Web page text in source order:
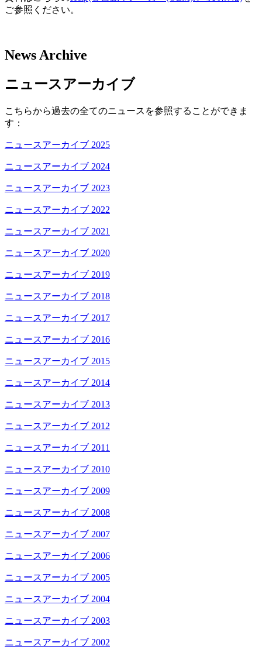
ご参照ください。
News Archive
ニュースアーカイブ
こちらから過去の全てのニュースを参照することができま
す：
ニュースアーカイブ 2025
ニュースアーカイブ 2024
ニュースアーカイブ 2023
ニュースアーカイブ 2022
ニュースアーカイブ 2021
ニュースアーカイブ 2020
ニュースアーカイブ 2019
ニュースアーカイブ 2018
ニュースアーカイブ 2017
ニュースアーカイブ 2016
ニュースアーカイブ 2015
ニュースアーカイブ 2014
ニュースアーカイブ 2013
ニュースアーカイブ 2012
ニュースアーカイブ 2011
ニュースアーカイブ 2010
ニュースアーカイブ 2009
ニュースアーカイブ 2008
ニュースアーカイブ 2007
ニュースアーカイブ 2006
ニュースアーカイブ 2005
ニュースアーカイブ 2004
ニュースアーカイブ 2003
ニュースアーカイブ 2002